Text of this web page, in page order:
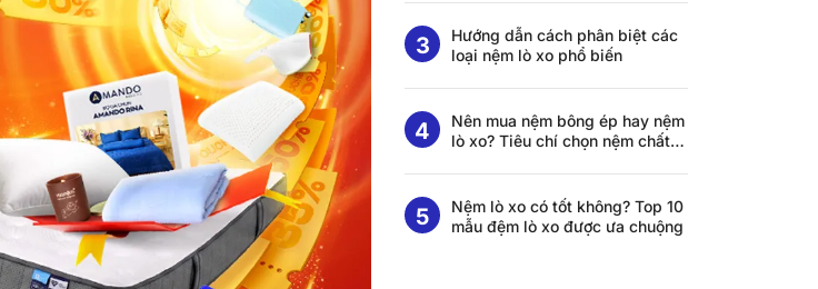
Hướng dẫn cách phân biệt các
loại nệm lò xo phổ biến
Nên mua nệm bông ép hay nệm
lò xo? Tiêu chí chọn nệm chất
Nệm lò xo có tốt không? Top 10
mẫu đệm lò xo được ưa chuộng